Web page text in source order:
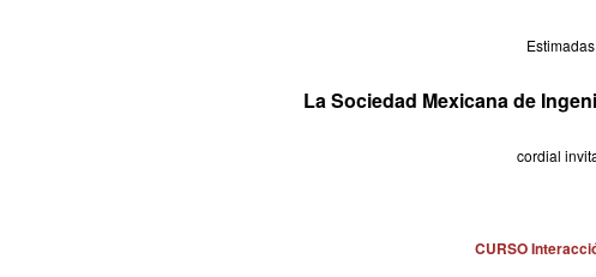
La Sociedad Mexicana de
cordial
CURSO